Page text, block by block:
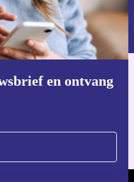
en ontvang
vind je in ons
app